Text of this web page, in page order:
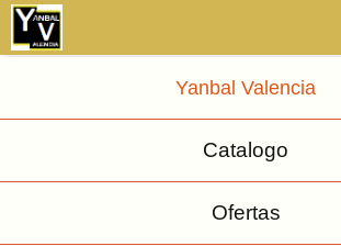
Yanbal Valencia
Catalogo
Ofertas